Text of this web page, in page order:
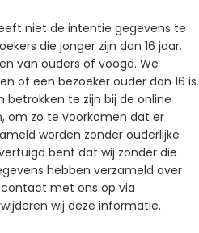
niet de intentie gegevens te
die jonger zijn dan 16 jaar.
van ouders of voogd. We
of een bezoeker ouder dan 16 is.
betrokken te zijn bij de online
om zo te voorkomen dat er
worden zonder ouderlijke
bent dat wij zonder die
hebben verzameld over
met ons op via
wij deze informatie.